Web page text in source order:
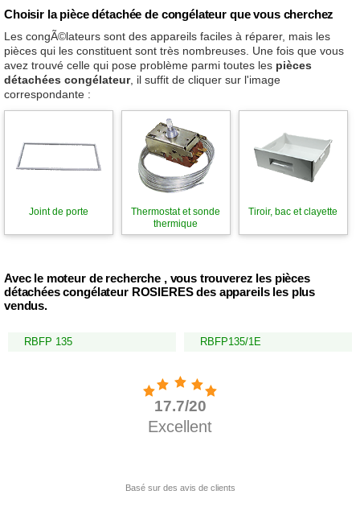
Choisir la pièce détachée de congélateur que vous cherchez
Les congÃ©lateurs sont des appareils faciles à réparer, mais les
pièces qui les constituent sont très nombreuses. Une fois que vous
avez trouvé celle qui pose problème parmi toutes les pièces
détachées congélateur, il suffit de cliquer sur l'image
correspondante :
Joint de porte
Thermostat et sonde
thermique
Tiroir, bac et clayette
Avec le moteur de recherche , vous trouverez les pièces
détachées congélateur ROSIERES des appareils les plus
vendus.
RBFP 135 RBFP135/1E